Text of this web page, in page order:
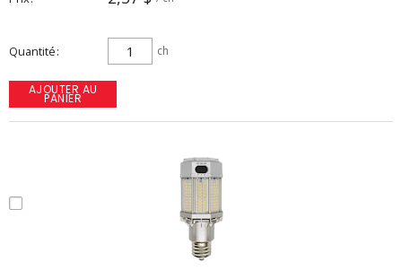
Quantité ch
AJOUTER AU
PANIER